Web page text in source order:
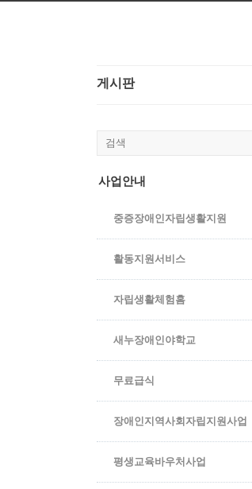
게시판
사업안내
중증장애인자립생활지원
활동지원서비스
자립생활체험홈
새누장애인야학교
무료급식
장애인지역사회자립지원사업
평생교육바우처사업